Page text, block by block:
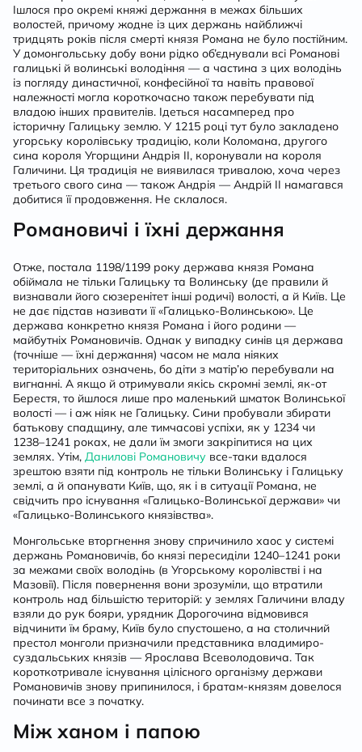
Ішлося про окремі княжі держання в межах більших
волостей, причому жодне із цих держань найближчі
тридцять років після смерті князя Романа не було постійним.
У домонгольську добу вони рідко об’єднували всі Романові
галицькі й волинські володіння — а частина з цих володінь
із погляду династичної, конфесійної та навіть правової
належності могла короткочасно також перебувати під
владою інших правителів. Ідеться насамперед про
історичну Галицьку землю. У 1215 році тут було закладено
угорську королівську традицію, коли Коломана, другого
сина короля Угорщини Андрія ІІ, коронували на короля
Галичини. Ця традиція не виявилася тривалою, хоча через
третього свого сина — також Андрія — Андрій ІІ намагався
добитися її продовження. Не склалося.
Романовичі і їхні держання
Отже, постала 1198/1199 року держава князя Романа
обіймала не тільки Галицьку та Волинську (де правили й
визнавали його сюзеренітет інші родичі) волості, а й Київ. Це
не дає підстав називати її «Галицько-Волинською». Це
держава конкретно князя Романа і його родини —
майбутніх Романовичів. Однак у випадку синів ця держава
(точніше — їхні держання) часом не мала ніяких
територіальних означень, бо діти з матір’ю перебували на
вигнанні. А якщо й отримували якісь скромні землі, як-от
Берестя, то йшлося лише про маленький шматок Волинської
волості — і аж ніяк не Галицьку. Сини пробували збирати
батькову спадщину, але тимчасові успіхи, як у 1234 чи
1238–1241 роках, не дали їм змоги закріпитися на цих
землях. Утім, Данилові Романовичу все-таки вдалося
зрештою взяти під контроль не тільки Волинську і Галицьку
землі, а й опанувати Київ, що, як і в ситуації Романа, не
свідчить про існування «Галицько-Волинської держави» чи
«Галицько-Волинського князівства».
Монгольське вторгнення знову спричинило хаос у системі
держань Романовичів, бо князі пересиділи 1240–1241 роки
за межами своїх володінь (в Угорському королівстві і на
Мазовії). Після повернення вони зрозуміли, що втратили
контроль над більшістю територій: у землях Галичини владу
взяли до рук бояри, урядник Дорогочина відмовився
відчинити їм браму, Київ було спустошено, а на столичний
престол монголи призначили представника владимиро-
суздальських князів — Ярослава Всеволодовича. Так
короткотривале існування цілісного організму держави
Романовичів знову припинилося, і братам-князям довелося
починати все з початку.
Між ханом і папою